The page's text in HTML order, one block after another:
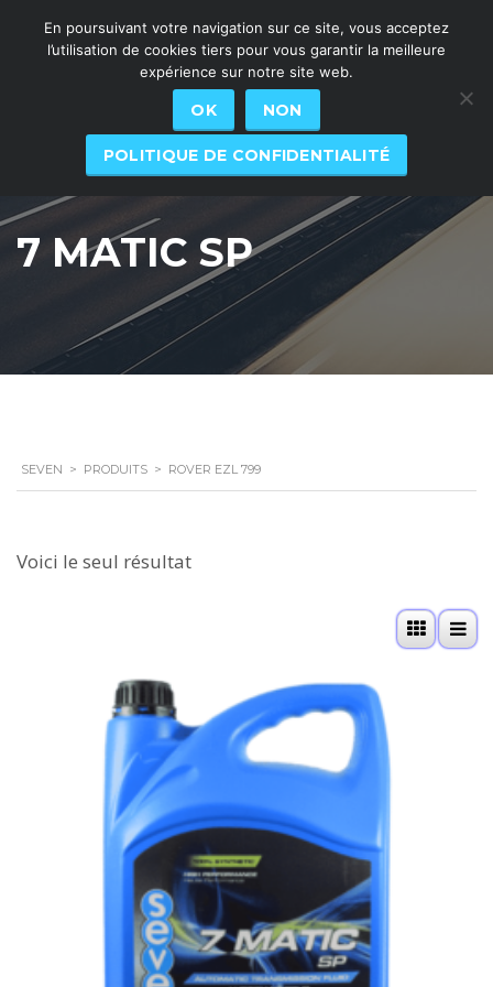
7 MATIC SP
SEVEN > PRODUITS > ROVER EZL 799
Voici le seul résultat
En poursuivant votre navigation sur ce site, vous acceptez
l’utilisation de cookies tiers pour vous garantir la meilleure
expérience sur notre site web.
OK NON
POLITIQUE DE CONFIDENTIALITÉ